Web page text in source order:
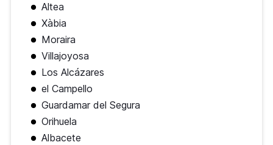
Altea
Xàbia
Moraira
Villajoyosa
Los Alcázares
el Campello
Guardamar del Segura
Orihuela
Albacete